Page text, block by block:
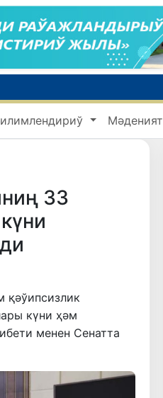
Мәденият
33
күни ҳәм
менен Сенатта